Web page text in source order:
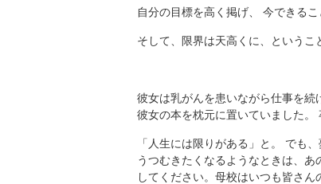
自分の目標を高く掲げ、 今できる
そして、限界は天高くに、というこ
彼女は乳がんを患いながら仕事を
彼女の本を枕元に置いていました。
「人生には限りがある」と。 でも
うつむきたくなるようなときは、
してください。母校はいつも皆さん